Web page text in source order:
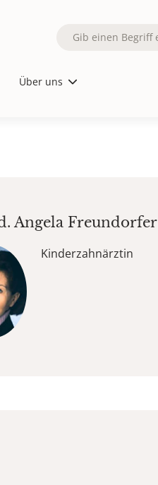
Über uns
Fulltext
Angela Freundorfer
Kinderzahnärztin